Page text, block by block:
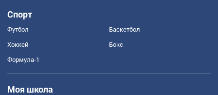
Спорт
Футбол Баскетбол
Хоккей Бокс
Формула-1
Моя школа